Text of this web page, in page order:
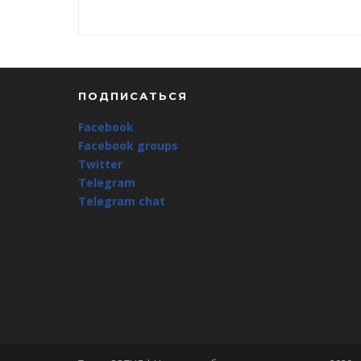
ПОДПИСАТЬСЯ
Facebook
Facebook groups
Twitter
Telegram
Telegram chat